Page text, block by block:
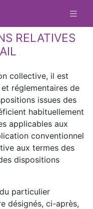
RELATIVES
collective, il est
réglementaires de
issues des
habituellement
applicables aux
conventionnel
aux termes des
dispositions
particulier
désignés, ci-après,